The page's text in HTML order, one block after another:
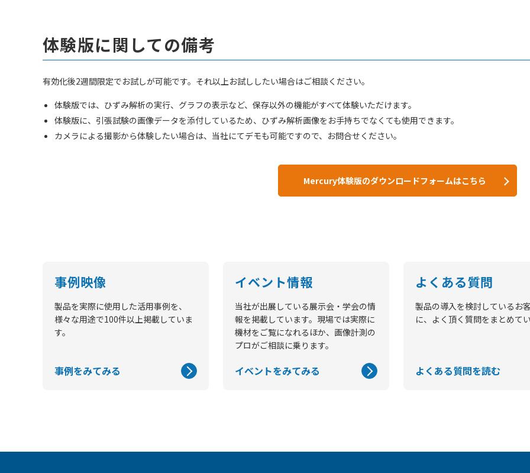
体験版に関しての備考
有効化後2週間限定でお試しが可能です。それ以上お試ししたい場合はご相談ください。
体験版では、ひずみ解析の実行、グラフの表示など、保存以外の機能がすべて体験いただけます。
体験版に、引張試験の画像データを添付しているため、ひずみ解析画像をお手持ちでなくても使用できます。
カメラによる撮影から体験したい場合は、当社にてデモも可能ですので、お問合せください。
Mercury体験版のダウンロードフォームはこちら
事例映像
製品を実際に使用した活用事例を、
様々な用途で100件以上掲載していま
す。
事例をみてみる
イベント情報
当社が出展している展示会・学会の情
報を掲載しています。現場では実際に
機材をご覧になれるほか、画像計測の
プロがご相談に乗ります。
イベントをみてみる
よくある質問
製品の導入を検討しているお
に、よく頂く質問をまとめてい
よくある質問を読む